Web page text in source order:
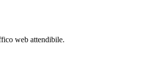
web attendibile.